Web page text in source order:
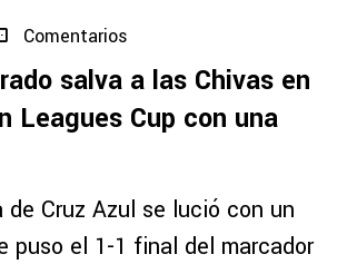
Comentarios
salva a las Chivas en
Leagues Cup con una
Cruz Azul se lució con un
puso el 1-1 final del marcador